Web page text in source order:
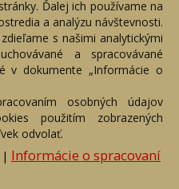
70 €
Ďalej ich používame na
a analýzu návštevnosti.
s našimi analytickými
a spracovávané
v dokumente „Informácie o
osobných údajov
použitím zobrazených
odvolať.
Informácie o spracovaní